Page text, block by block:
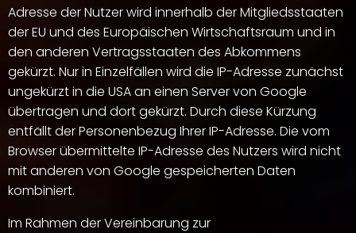
Adresse der Nutzer wird innerhalb der Mitgliedsstaaten
der EU und des Europäischen Wirtschaftsraum und in
den anderen Vertragsstaaten des Abkommens
gekürzt. Nur in Einzelfällen wird die IP-Adresse zunächst
ungekürzt in die USA an einen Server von Google
übertragen und dort gekürzt. Durch diese Kürzung
entfällt der Personenbezug Ihrer IP-Adresse. Die vom
Browser übermittelte IP-Adresse des Nutzers wird nicht
mit anderen von Google gespeicherten Daten
kombiniert.
Im Rahmen der Vereinbarung zur